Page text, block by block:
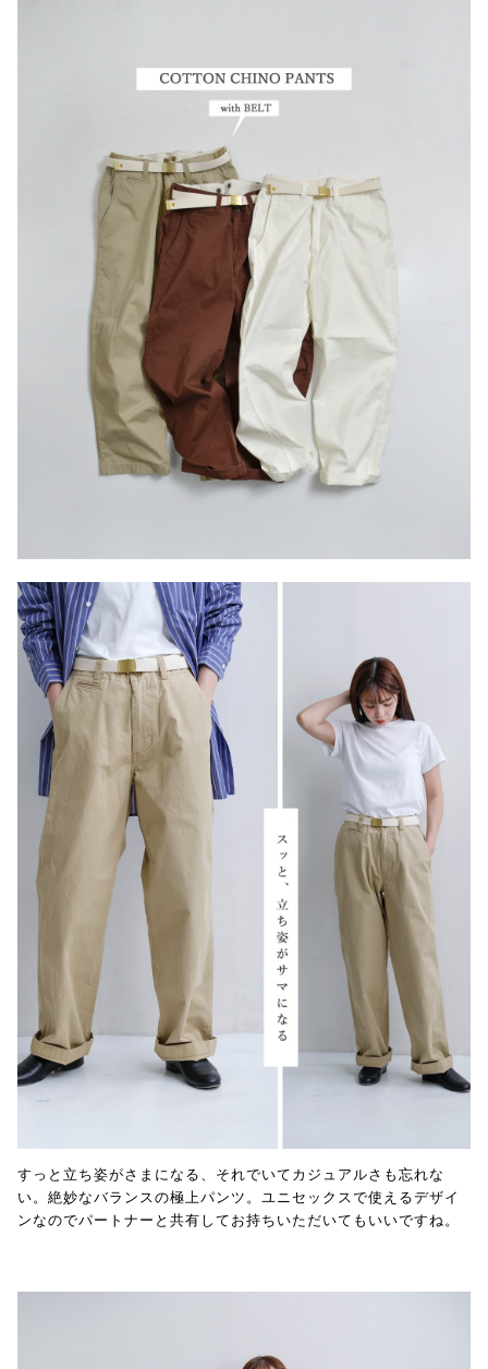
すっと立ち姿がさまになる、それでいてカジュアルさも忘れな
い。絶妙なバランスの極上パンツ。ユニセックスで使えるデザイ
ンなのでパートナーと共有してお持ちいただいてもいいですね。